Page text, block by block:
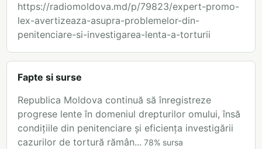
https://radiomoldova.md/p/79823/expert-promo-
lex-avertizeaza-asupra-problemelor-din-
penitenciare-si-investigarea-lenta-a-torturii
Fapte si surse
Republica Moldova continuă să înregistreze
progrese lente în domeniul drepturilor omului, însă
condițiile din penitenciare și eficiența investigării
cazurilor de tortură rămân... 78% sursa